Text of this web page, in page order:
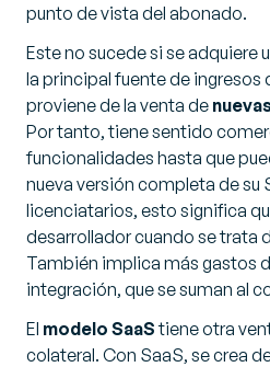
punto de vista del abonado.
Este no sucede si se adquiere
la principal fuente de ingresos
proviene de la venta de
Por tanto, tiene sentido
funcionalidades hasta que
nueva versión completa de su
licenciatarios, esto significa
desarrollador cuando se trata
También implica más gastos
integración, que se suman al
El modelo SaaStiene otra
colateral. Con SaaS, se crea